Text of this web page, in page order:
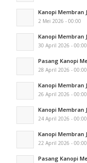
Kanopi Membran
2 Mei 2026 - 00:00
Kanopi Membran
30 April 2026 - 00:00
Pasang Kanopi
28 April 2026 - 00:00
Kanopi Membran
26 April 2026 - 00:00
Kanopi Membran
24 April 2026 - 00:00
Kanopi Membran
22 April 2026 - 00:00
Pasang Kanopi